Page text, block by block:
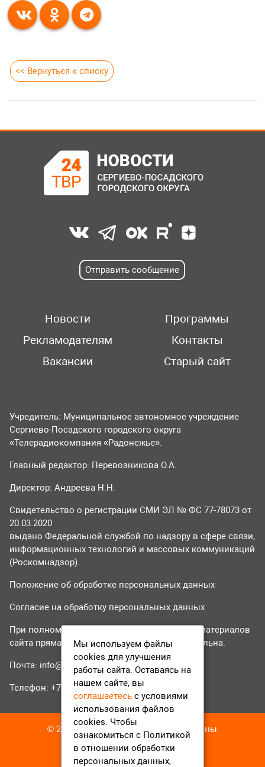
<< Вернуться к списку
Отправить сообщение
Новости
Программы
Рекламодателям
Контакты
Вакансии
Старый сайт
Учредитель: Муниципальное автономное учреждение
Сергиево-Посадского городского округа
«Телерадиокомпания «Радонежье».
Главный редактор: Перевозникова О.А.
Директор: Андреева Н.Н.
Свидетельство о регистрации СМИ ЭЛ № ФС 77-78073 от
20.03.2020
выдано Федеральной службой по надзору в сфере связи,
информационных технологий и массовых коммуникаций
(Роскомнадзор).
Положение об обработке персональных данных
Согласие на обработку персональных данных
При полном или частичном использовании материалов
сайта прямая гиперссылка на tvr24.tv обязательна.
Почта: info@tvr24.tv
Телефон: +7 (496) 551-04-95
© 2016-2023 ТВР24 Все права защищены
Мы используем файлы
cookies для улучшения
работы сайта. Оставаясь на
нашем сайте, вы
соглашаетесь с условиями
использования файлов
cookies. Чтобы
ознакомиться с Политикой
в отношении обработки
персональных данных,